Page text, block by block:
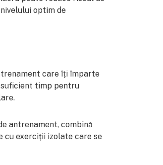
optim de
care îți împarte
timp pentru
antrenament, combină
cu exerciții izolate care se